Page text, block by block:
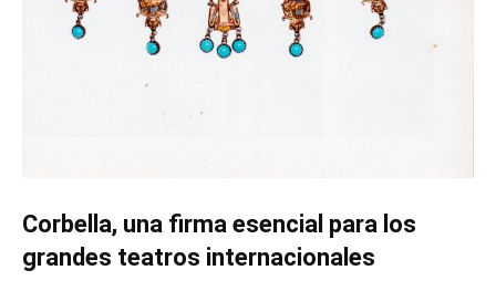
Corbella, una firma esencial para los
grandes teatros internacionales